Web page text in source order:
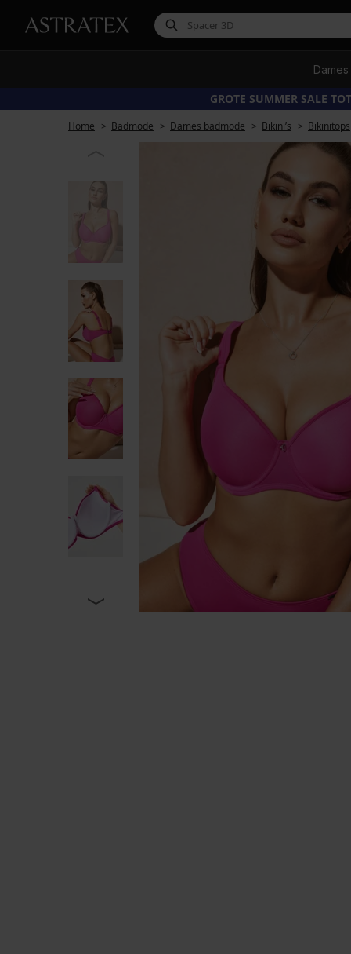
Dames
GROTE SUMMER SALE
Home Badmode Dames badmode Bikini’s Bikinitops